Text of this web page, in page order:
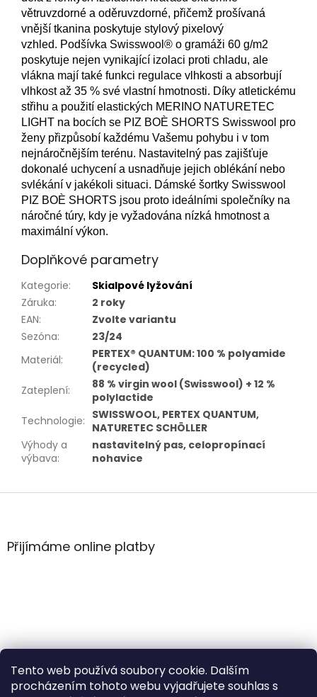
Tento web používá soubory cookie. Dalším
procházením tohoto webu vyjadřujete souhlas s
větruvzdorné a oděruvzdorné, přičemž prošívaná
vnější tkanina poskytuje stylový pixelový
vzhled. Podšívka Swisswool® o gramáži 60 g/m2
poskytuje nejen vynikající izolaci proti chladu, ale
vlákna mají také funkci regulace vlhkosti a absorbují
vlhkost až 35 % své vlastní hmotnosti. Díky atletickému
střihu a použití elastických MERINO NATURETEC
LIGHT na bocích se PIZ BOÈ SHORTS Swisswool pro
ženy přizpůsobí každému Vašemu pohybu i v tom
nejnáročnějším terénu. Nastavitelný pas zajišťuje
dokonalé uchycení a usnadňuje jejich oblékání nebo
svlékání v jakékoli situaci. Dámské šortky Swisswool
PIZ BOÈ SHORTS jsou proto ideálními společníky na
náročné túry, kdy je vyžadována nízká hmotnost a
maximální výkon.
Doplňkové parametry
Kategorie:
Skialpové lyžování
Záruka:
2 roky
EAN:
Zvolte variantu
Sezóna:
23/24
Materiál:
PERTEX® QUANTUM: 100 % polyamide
(recycled)
Zateplení:
88 % virgin wool (Swisswool) + 12 %
polylactide
Technologie: SWISSWOOL, PERTEX QUANTUM,
NATURETEC SCHÖLLER
Výhody a
výbava:
nastavitelný pas, celopropínací
nohavice
Z
aPřijímáme online platby